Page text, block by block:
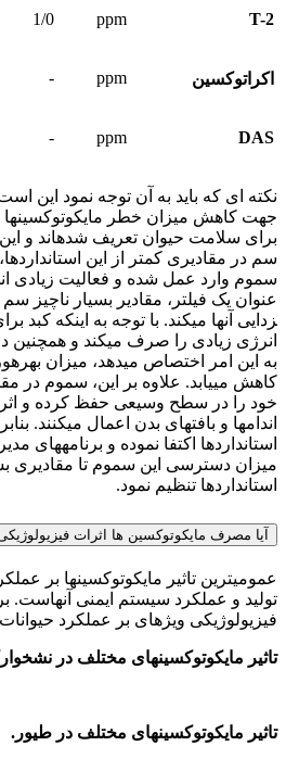
T-2
ppm
1/0
اکراتوکسین ppm
-
DAS
ppm
-
نکته ای که باید به آن توجه نمود این
جهت کاهش میزان خطر مایکوتوکسین­ها
برای سلامت حیوان تعریف شده­اند و
سم در مقادیری کمتر از این
سموم وارد عمل شده و فعالیت زیادی
زدایی آن­ها می­کند. با توجه به این­که کبد
انرژی زیادی را صرف می­کند و هم­چنین
به این امر اختصاص می­دهد، میزان
کاهش می­یابد. علاوه بر این، سموم در
خود را در سطح وسیعی حفظ کرده و
اندام­ها و بافت­های بدن اعمال می­کنند.
استانداردها اکتفا نموده و برنامه­های
میزان دسترسی این سموم تا مقادیری
استانداردها تنظیم نمود.
آیا مصرف مایکوتوکسین ها اثرات
عمومی­ترین تاثیر مایکوتوکسین­ها بر
تولید و عملکرد سیستم ایمنی آن­هاست.
فیزیولوژیکی ویژه­ای بر عملکرد
تاثیر مایکوتوکسین­های مختلف در
تاثیر مایکوتوکسین­های مختلف در طیور.